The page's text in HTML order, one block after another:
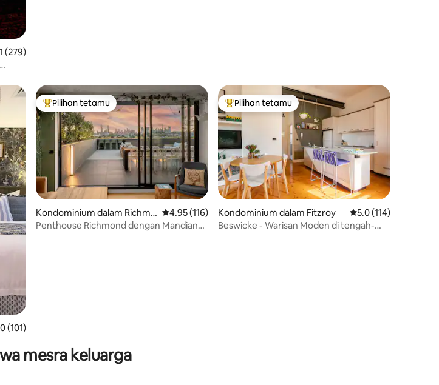
purata 4.91 daripada 5, 279 ulasan
(279)
purata 5.0 daripada 5, 101 ulasan
(101)
Pilihan utama tetamu
Pilihan tetamu
Kondominium dalam Richmo
nd
Penarafan purata 4.95 daripada 5, 116 ulasan
4.95 (116)
Penthouse Richmond dengan Mandian
Pilihan utama tetamu
Pilihan tetamu
Kondominium dalam Fitzroy Penarafan purata 5.0
5.0 (114)
Beswicke - Warisan Moden di tengah-
mesra keluarga